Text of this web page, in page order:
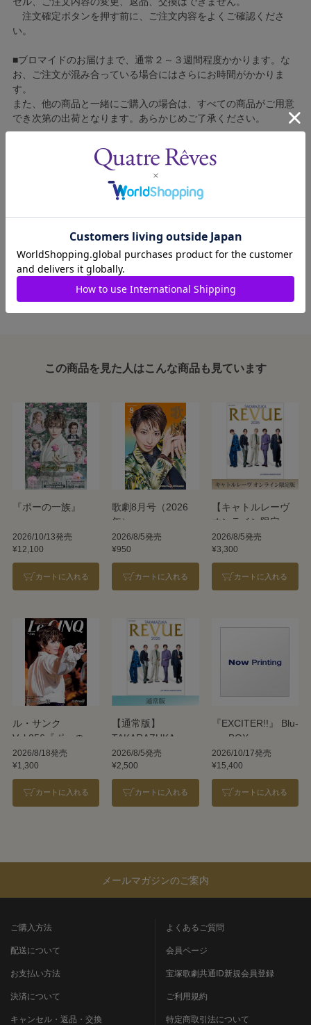
注文確定ボタンを押す前に、ご注文内容をよくご確認くださ
い。
■ブロマイドのお届けまで、通常２～３週間程度かかります。な
お、ご注文が混み合っている場合にはさらにお時間がかかりま
す。
また、他の商品と一緒にご購入の場合は、すべての商品がご用意
でき次第の出荷となります。あらかじめご了承ください。
■コンビニ決済をご利用の場合はご入金確認後の製造となりま
■ブロマイドの個包装はしておりません。
■ブロマイドに不良がございましたら、良品と交換いたしますの
で、お手数ですが弊社カスタマーセンターへご連絡ください。
1607015-115
この商品を見た人はこんな商品も見ています
『ポーの一族』
2026/10/13発売
¥12,100
カートに入れる
歌劇8月号（2026
年）
2026/8/5発売
¥950
カートに入れる
【キャトルレーヴ
オンライン限定
版】TAKARAZUKA
REVUE 2026
2026/8/5発売
¥3,300
カートに入れる
ル・サンク
Vol.256『ポーの一
族』＜雪組＞
2026/8/18発売
¥1,300
カートに入れる
【通常版】
TAKARAZUKA
REVUE 2026
2026/8/5発売
¥2,500
カートに入れる
『EXCITER!!』 Blu-
ray BOX
2026/10/17発売
¥15,400
カートに入れる
メールマガジンのご案内
ご購入方法
配送について
お支払い方法
決済について
キャンセル・返品・交換
よくあるご質問
会員ページ
宝塚歌劇共通ID新規会員登録
ご利用規約
特定商取引法について